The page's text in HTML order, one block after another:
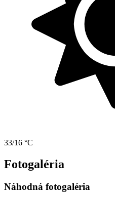
33/16 °C
Fotogaléria
Náhodná fotogaléria